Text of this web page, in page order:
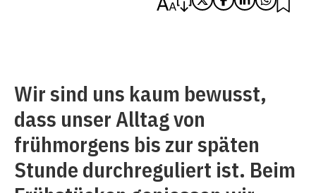
Wir sind uns kaum bewusst,
dass unser Alltag von
frühmorgens bis zur späten
Stunde durchreguliert ist. Beim